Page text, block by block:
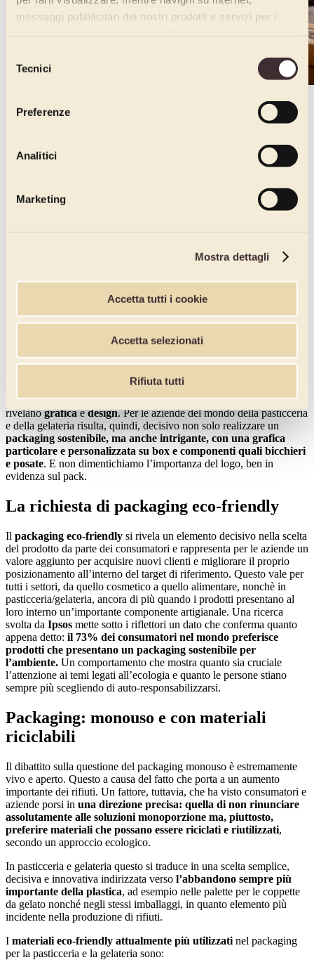
messaggi pubblicitari dei nostri prodotti e servizi per i
delTecnici
Preferenze
Analitici
Marketing
Mostra dettagli
Accetta tutti i cookie
Accetta selezionati
Rifiuta tutti
I motivi per cui le soluzioni monoporzione rappresentano una
risposta concreta e interessante sono:
Un aiuto nella gestione dell’alimentazione, in modo da poter
. È il risultato delle più recenti innovazioni e
riescono a garantirlo, oggi, in maniera sempre più importante.
Per le aziende della pasticceria si rivela, quindi, sempre più vincente
contenitori monouso e/o box compostabili
dei materiali è anche quella da prestare attenzione agliinchiostri e ai
, decisivi in quanto più complessi da riciclare. Non meno
appeal esteticoperché se da un lato la
tutela ambientale rappresenta una costante, non meno importanti si
rivelanograficaedesign. Per le aziende del mondo della pasticceria
e della gelateria risulta, quindi, decisivo non solo realizzare un
packaging sostenibile, ma anche intrigante, con una grafica
particolare e personalizzata su box e componenti quali bicchieri
e posate. E non dimentichiamo l’importanza del logo, ben in
evidenza sul pack.
La richiesta di packaging eco-friendly
Il packaging eco-friendly si rivela un elemento decisivo nella scelta
del prodotto da parte dei consumatori e rappresenta per le aziende un
valore aggiunto per acquisire nuovi clienti e migliorare il proprio
posizionamento all’interno del target di riferimento. Questo vale per
tutti i settori, da quello cosmetico a quello alimentare, nonchè in
pasticceria/gelateria, ancora di più quando i prodotti presentano al
loro interno un’importante componente artigianale. Una ricerca
svolta da Ipsos mette sotto i riflettori un dato che conferma quanto
appena detto: il 73% dei consumatori nel mondo preferisce
prodotti che presentano un packaging sostenibile per
l’ambiente. Un comportamento che mostra quanto sia cruciale
l’attenzione ai temi legati all’ecologia e quanto le persone stiano
sempre più scegliendo di auto-responsabilizzarsi.
Packaging: monouso e con materiali
riciclabili
Il dibattito sulla questione del packaging monouso è estremamente
vivo e aperto. Questo a causa del fatto che porta a un aumento
importante dei rifiuti. Un fattore, tuttavia, che ha visto consumatori e
aziende porsi in una direzione precisa: quella di non rinunciare
assolutamente alle soluzioni monoporzione ma, piuttosto,
preferire materiali che possano essere riciclati e riutilizzati,
secondo un approccio ecologico.
In pasticceria e gelateria questo si traduce in una scelta semplice,
decisiva e innovativa indirizzata verso l’abbandono sempre più
importante della plastica, ad esempio nelle palette per le coppette
da gelato nonché negli stessi imballaggi, in quanto elemento più
incidente nella produzione di rifiuti.
I materiali eco-friendly attualmente più utilizzati nel packaging
per la pasticceria e la gelateria sono: